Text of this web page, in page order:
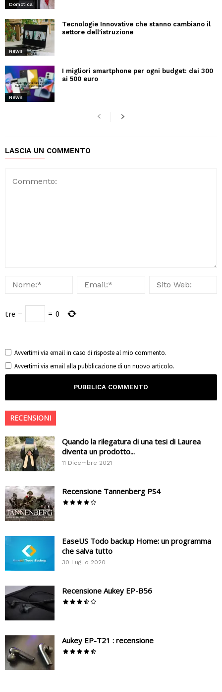
Domotica
News
Tecnologie Innovative che stanno cambiano il
settore dell’istruzione
News
I migliori smartphone per ogni budget: dai 300
ai 500 euro
LASCIA UN COMMENTO
tre − = 0
Avvertimi via email in caso di risposte al mio commento.
Avvertimi via email alla pubblicazione di un nuovo articolo.
RECENSIONI
Quando la rilegatura di una tesi di Laurea
diventa un prodotto...
11 Dicembre 2021
Recensione Tannenberg PS4
EaseUS Todo backup Home: un programma
che salva tutto
30 Luglio 2020
Recensione Aukey EP-B56
Aukey EP-T21 : recensione